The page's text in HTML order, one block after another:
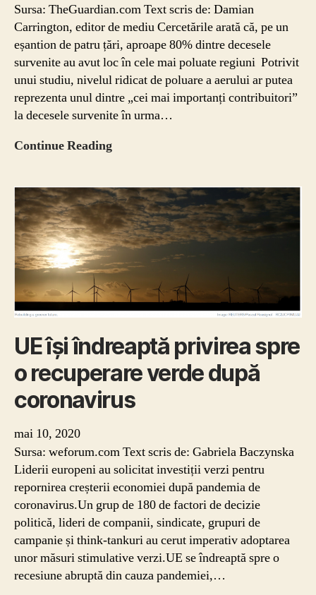
Sursa: TheGuardian.com Text scris de: Damian
Carrington, editor de mediu Cercetările arată că, pe un
eșantion de patru țări, aproape 80% dintre decesele
survenite au avut loc în cele mai poluate regiuni Potrivit
unui studiu, nivelul ridicat de poluare a aerului ar putea
reprezenta unul dintre „cei mai importanți contribuitori”
la decesele survenite în urma…
Continue ReadingPoluarea
putea
juca
un
rol
important
în
cazul
deceselor
provocate
de
Covid-
19
–
UE își îndreaptă privirea spre
o recuperare verde după
coronavirus
mai 10, 2020
Sursa: weforum.com Text scris de: Gabriela Baczynska
Liderii europeni au solicitat investiții verzi pentru
repornirea creșterii economiei după pandemia de
coronavirus.Un grup de 180 de factori de decizie
politică, lideri de companii, sindicate, grupuri de
campanie și think-tankuri au cerut imperativ adoptarea
unor măsuri stimulative verzi.UE se îndreaptă spre o
recesiune abruptă din cauza pandemiei,…